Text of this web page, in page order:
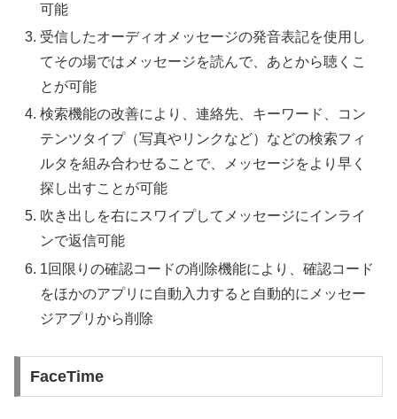
可能
受信したオーディオメッセージの発音表記を使用し
てその場ではメッセージを読んで、あとから聴くこ
とが可能
検索機能の改善により、連絡先、キーワード、コン
テンツタイプ（写真やリンクなど）などの検索フィ
ルタを組み合わせることで、メッセージをより早く
探し出すことが可能
吹き出しを右にスワイプしてメッセージにインライ
ンで返信可能
1回限りの確認コードの削除機能により、確認コード
をほかのアプリに自動入力すると自動的にメッセー
ジアプリから削除
FaceTime